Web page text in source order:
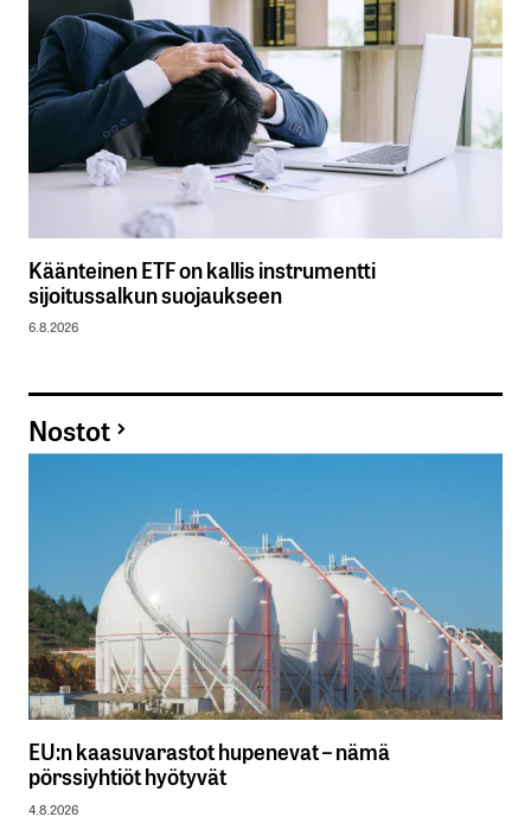
Käänteinen ETF on kallis instrumentti
sijoitussalkun suojaukseen
6.8.2026
Nostot
EU:n kaasuvarastot hupenevat – nämä
pörssiyhtiöt hyötyvät
4.8.2026